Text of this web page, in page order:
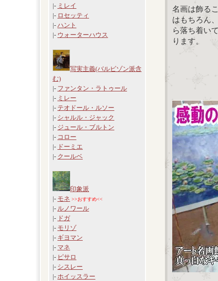
|- ミレイ
|- ロセッティ
|- ハント
|- ウォーターハウス
写実主義(バルビゾン派含
む)
|- ファンタン・ラトゥール
|- ミレー
|- テオドール・ルソー
|- シャルル・ジャック
|- ジュール・ブルトン
|- コロー
|- ドーミエ
|- クールベ
印象派
|- モネ >>おすすめ<<
|- ルノワール
|- ドガ
|- モリゾ
|- ギヨマン
|- マネ
|- ピサロ
|- シスレー
|- ホイッスラー
名画は飾る
はもちろん
ら落ち着い
ります。